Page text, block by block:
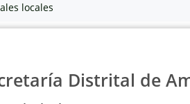
locales
Distrital de